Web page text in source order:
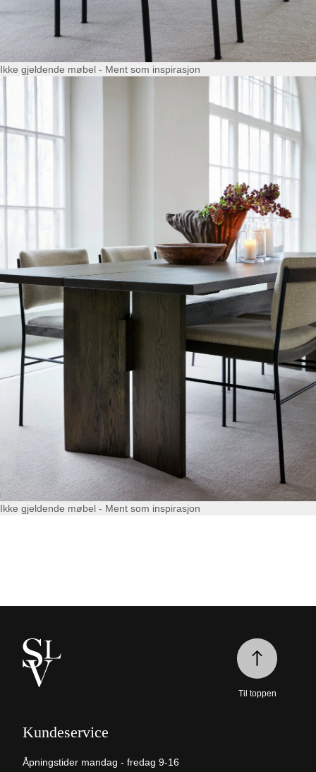
Ikke gjeldende møbel - Ment som inspirasjon
Ikke gjeldende møbel - Ment som inspirasjon
Kundeservice
Åpningstider mandag - fredag 9-16
Til toppen